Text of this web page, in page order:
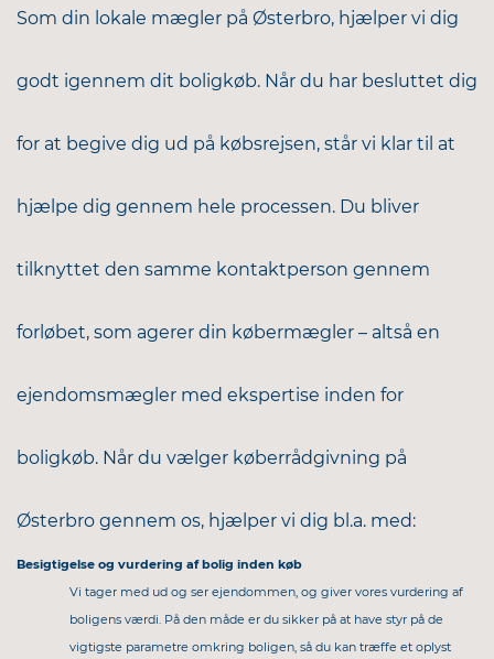
Som din lokale mægler på Østerbro, hjælper vi dig
godt igennem dit boligkøb. Når du har besluttet dig
for at begive dig ud på købsrejsen, står vi klar til at
hjælpe dig gennem hele processen. Du bliver
tilknyttet den samme kontaktperson gennem
forløbet, som agerer din købermægler – altså en
ejendomsmægler med ekspertise inden for
boligkøb. Når du vælger køberrådgivning på
Østerbro gennem os, hjælper vi dig bl.a. med:
Besigtigelse og vurdering af bolig inden køb
Vi tager med ud og ser ejendommen, og giver vores vurdering af
boligens værdi. På den måde er du sikker på at have styr på de
vigtigste parametre omkring boligen, så du kan træffe et oplyst